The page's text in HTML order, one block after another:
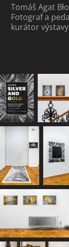
Tomáš Agat
Fotograf a
kurátor výstavy